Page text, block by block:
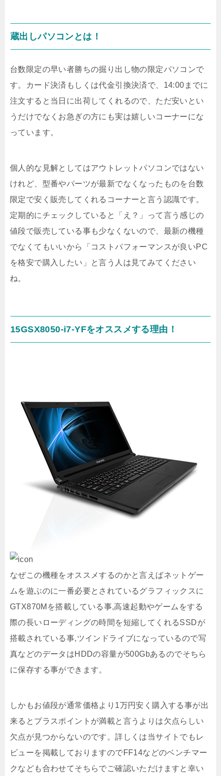
蔵出しパソコンとは！
台数限定の早い者勝ちの掘り出し物の限定パソコンで
す。カード決済もしくは代金引換決済で、14:00までに
注文すると当日に出荷してくれるので、ただ安いとい
うだけでなくお急ぎの方にも実は嬉しいコーナーにな
っています。
個人的な見解としてはアウトレットパソコンではない
けれど、型番やパーツが最新でなくなったものを台数
限定で安く販売してくれるコーナーと言う認識です。
定期的にチェックしていると「え？」って言う感じの
値段で販売している事も少なくないので、最新の機種
でなくてもいいから「コストパフォーマンスが良いPC
を格安で購入したい」と言う人は見てみてください
ね。
15GSX8050-i7-YFをオススメする理由！
なぜこの機種をオススメするのかと言えばネットゲー
ムを遊ぶのに一番必要とされているグラフィックスに
GTX870Mを搭載している事,高速起動やゲームをする
際の長いローディングの時間を短縮してくれるSSDが
搭載されている事,ツインドライブになっているので写
真などのデータはHDDの容量が500Gbあるのでそちら
に保存する事ができます。
しかもお値段が通常価格より1万円安く購入する事が出
来るとプラスポイントが満載と言うよりは欠点らしい
欠点が見つからないのです。詳しくは当サイトでもレ
ビューを掲載しておりますのでFF14などのベンチマー
クなども合わせてそちらでご確認いただけますと幸い